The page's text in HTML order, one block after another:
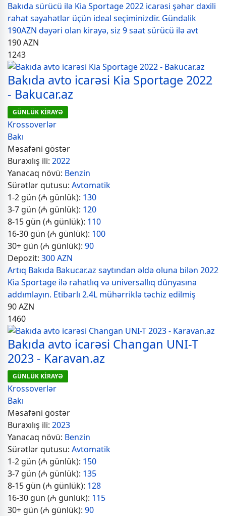
Bakıda sürücü ilə Kia Sportage 2022 icarəsi şəhər daxili
rahat səyahətlər üçün ideal seçiminizdir. Gündəlik
190AZN dəyəri olan kirayə, siz 9 saat sürücü ilə avt
190AZN
1243
Bakıda avto icarəsi Kia Sportage 2022
- Bakucar.az
GÜNLÜK KİRAYƏ
Krossoverlər
Bakı
Məsafəni göstər
Buraxılış ili: 2022
Yanacaq növü: Benzin
Sürətlər qutusu: Avtomatik
1-2 gün (₼ günlük): 130
3-7 gün (₼ günlük): 120
8-15 gün (₼ günlük): 110
16-30 gün (₼ günlük): 100
30+ gün (₼ günlük): 90
Depozit: 300 AZN
Artıq Bakıda Bakucar.az saytından əldə oluna bilən 2022
Kia Sportage ilə rahatlıq və universallıq dünyasına
addımlayın. Etibarlı 2.4L mühərriklə təchiz edilmiş
90AZN
1460
Bakıda avto icarəsi Changan UNI-T
2023 - Karavan.az
GÜNLÜK KİRAYƏ
Krossoverlər
Bakı
Məsafəni göstər
Buraxılış ili: 2023
Yanacaq növü: Benzin
Sürətlər qutusu: Avtomatik
1-2 gün (₼ günlük): 150
3-7 gün (₼ günlük): 135
8-15 gün (₼ günlük): 128
16-30 gün (₼ günlük): 115
30+ gün (₼ günlük): 90